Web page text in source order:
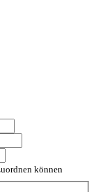
können